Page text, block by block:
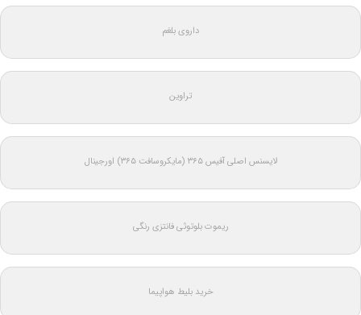
داروی بلغم
تراوین
لایسنس اصلی آفیس ۳۶۵ (مایکروسافت ۳۶۵) اورجینال
ریموت بلوتوثی فانتزی رنگی
خرید بلیط هواپیما